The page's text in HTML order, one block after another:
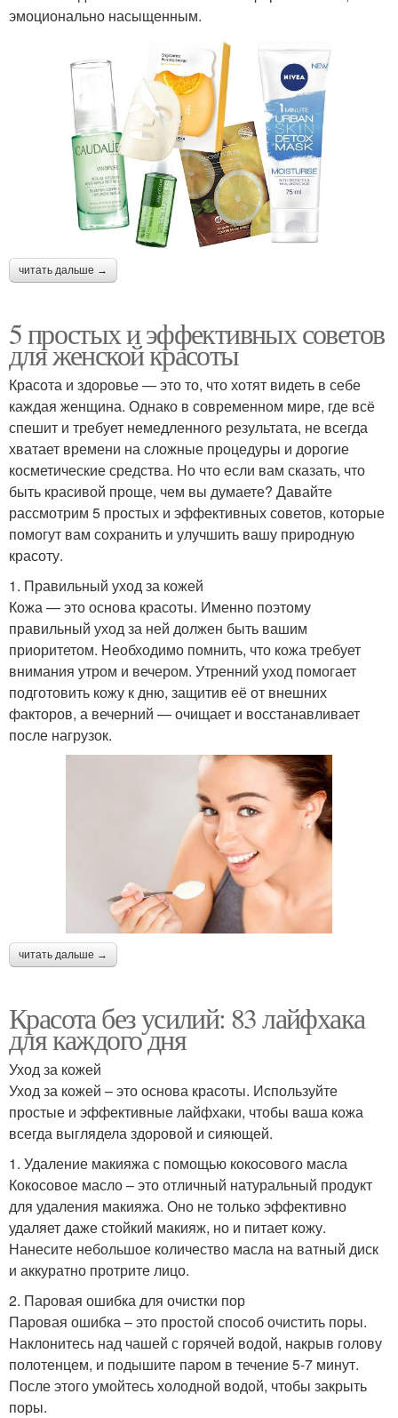
эмоционально насыщенным.
читать дальше →
5 простых и эффективных советов
для женской красоты
Красота и здоровье — это то, что хотят видеть в себе
каждая женщина. Однако в современном мире, где всё
спешит и требует немедленного результата, не всегда
хватает времени на сложные процедуры и дорогие
косметические средства. Но что если вам сказать, что
быть красивой проще, чем вы думаете? Давайте
рассмотрим 5 простых и эффективных советов, которые
помогут вам сохранить и улучшить вашу природную
красоту.
1. Правильный уход за кожей
Кожа — это основа красоты. Именно поэтому
правильный уход за ней должен быть вашим
приоритетом. Необходимо помнить, что кожа требует
внимания утром и вечером. Утренний уход помогает
подготовить кожу к дню, защитив её от внешних
факторов, а вечерний — очищает и восстанавливает
после нагрузок.
читать дальше →
Красота без усилий: 83 лайфхака
для каждого дня
Уход за кожей
Уход за кожей – это основа красоты. Используйте
простые и эффективные лайфхаки, чтобы ваша кожа
всегда выглядела здоровой и сияющей.
1. Удаление макияжа с помощью кокосового масла
Кокосовое масло – это отличный натуральный продукт
для удаления макияжа. Оно не только эффективно
удаляет даже стойкий макияж, но и питает кожу.
Нанесите небольшое количество масла на ватный диск
и аккуратно протрите лицо.
2. Паровая ошибка для очистки пор
Паровая ошибка – это простой способ очистить поры.
Наклонитесь над чашей с горячей водой, накрыв голову
полотенцем, и подышите паром в течение 5-7 минут.
После этого умойтесь холодной водой, чтобы закрыть
поры.